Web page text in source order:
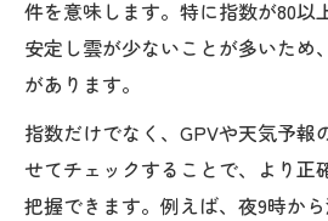
天候変化と星空指数の
星空指数 当たらない時の
本当に星が見える夜の条件
星空指数と天候双方か
星空指数 当たらない時
件を意味します。特に指数が80以
安定し雲が少ないことが多いため
があります。
指数だけでなく、GPVや天気予報
せてチェックすることで、より正
把握できます。例えば、夜9時か